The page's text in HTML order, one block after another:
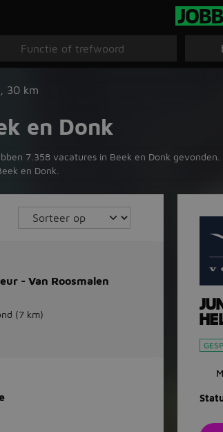
30 km
en Donk
7.358 vacatures in Beek en Donk
en Donk.
- Van Roosmalen
(7 km)